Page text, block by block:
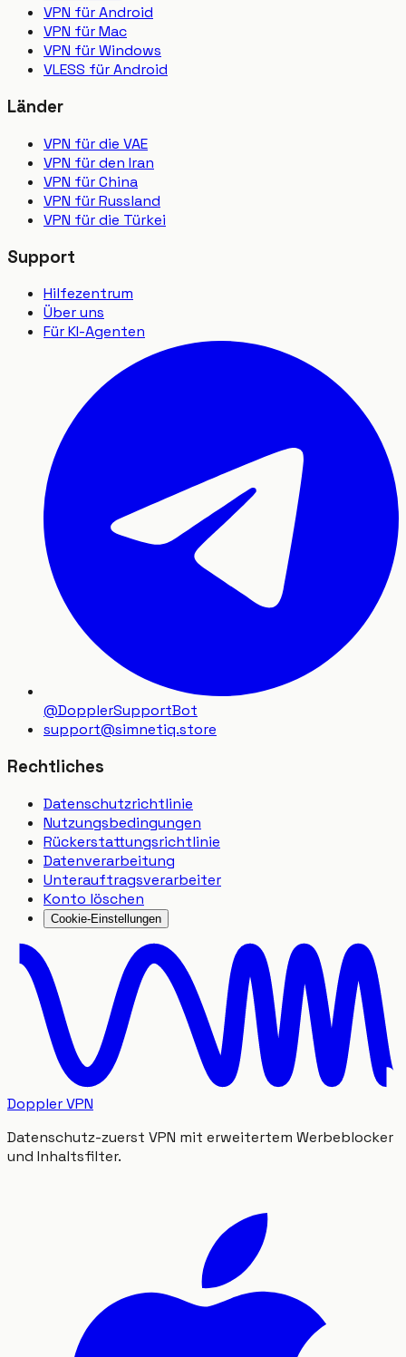
VPN für Android
VPN für Mac
VPN für Windows
VLESS für Android
Länder
VPN für die VAE
VPN für den Iran
VPN für China
VPN für Russland
VPN für die Türkei
Support
Hilfezentrum
Über uns
Für KI-Agenten
@DopplerSupportBot
support@simnetiq.store
Rechtliches
Datenschutzrichtlinie
Nutzungsbedingungen
Rückerstattungsrichtlinie
Datenverarbeitung
Unterauftragsverarbeiter
Konto löschen
Cookie-Einstellungen
Doppler VPN
Datenschutz-zuerst VPN mit erweitertem Werbeblocker
und Inhaltsfilter.